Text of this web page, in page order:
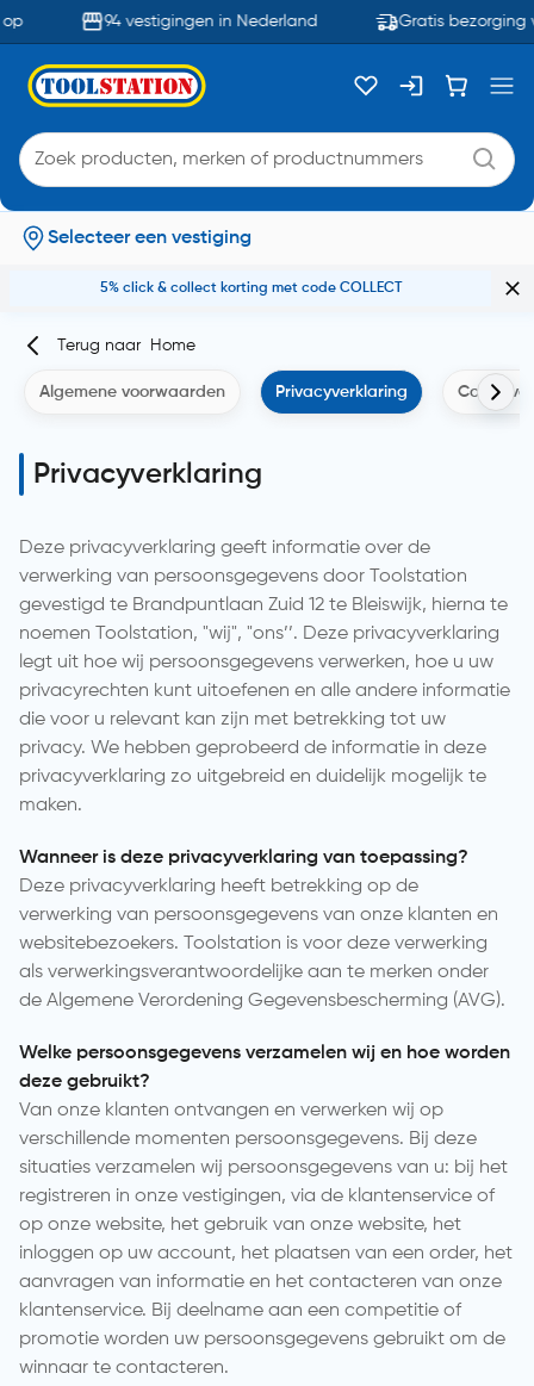
94 vestigingen in Nederland Gratis bezorging
Selecteer een vestiging
5% click & collect korting met code COLLECT
Terug naar Home
Algemene voorwaarden Privacyverklaring
Privacyverklaring
Deze privacyverklaring geeft informatie over de
verwerking van persoonsgegevens door Toolstation
gevestigd te Brandpuntlaan Zuid 12 te Bleiswijk, hierna te
noemen Toolstation, "wij", "ons’’. Deze privacyverklaring
legt uit hoe wij persoonsgegevens verwerken, hoe u uw
privacyrechten kunt uitoefenen en alle andere informatie
die voor u relevant kan zijn met betrekking tot uw
privacy. We hebben geprobeerd de informatie in deze
privacyverklaring zo uitgebreid en duidelijk mogelijk te
maken.
Wanneer is deze privacyverklaring van toepassing?
Deze privacyverklaring heeft betrekking op de
verwerking van persoonsgegevens van onze klanten en
websitebezoekers. Toolstation is voor deze verwerking
als verwerkingsverantwoordelijke aan te merken onder
de Algemene Verordening Gegevensbescherming (AVG).
Welke persoonsgegevens verzamelen wij en hoe worden
deze gebruikt?
Van onze klanten ontvangen en verwerken wij op
verschillende momenten persoonsgegevens. Bij deze
situaties verzamelen wij persoonsgegevens van u: bij het
registreren in onze vestigingen, via de klantenservice of
op onze website, het gebruik van onze website, het
inloggen op uw account, het plaatsen van een order, het
aanvragen van informatie en het contacteren van onze
klantenservice. Bij deelname aan een competitie of
promotie worden uw persoonsgegevens gebruikt om de
winnaar te contacteren.